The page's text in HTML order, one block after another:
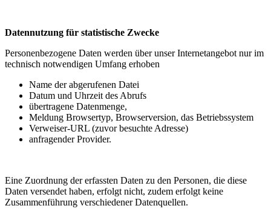
Datennutzung für statistische Zwecke
Personenbezogene Daten werden über unser Internetangebot nur im
technisch notwendigen Umfang erhoben
Name der abgerufenen Datei
Datum und Uhrzeit des Abrufs
übertragene Datenmenge,
Meldung Browsertyp, Browserversion, das Betriebssystem
Verweiser-URL (zuvor besuchte Adresse)
anfragender Provider.
Eine Zuordnung der erfassten Daten zu den Personen, die diese
Daten versendet haben, erfolgt nicht, zudem erfolgt keine
Zusammenführung verschiedener Datenquellen.